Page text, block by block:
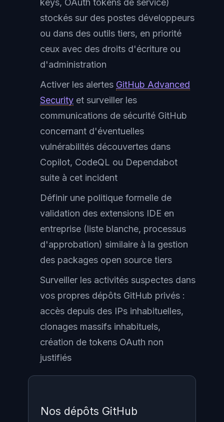
stockés sur des postes développeurs
ou dans des outils tiers, en priorité
ceux avec des droits d'écriture ou
d'administration
Activer les alertes GitHub Advanced
Security et surveiller les
communications de sécurité GitHub
concernant d'éventuelles
vulnérabilités découvertes dans
Copilot, CodeQL ou Dependabot
suite à cet incident
Définir une politique formelle de
validation des extensions IDE en
entreprise (liste blanche, processus
d'approbation) similaire à la gestion
des packages open source tiers
Surveiller les activités suspectes dans
vos propres dépôts GitHub privés :
accès depuis des IPs inhabituelles,
clonages massifs inhabituels,
création de tokens OAuth non
justifiés
Nos dépôts GitHub